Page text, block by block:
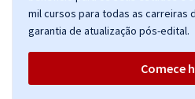
mil cursos para todas as carreiras
garantia de atualização pós-edital.
Comece